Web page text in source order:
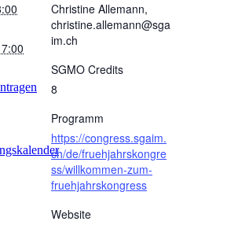
Christine Allemann,
christine.allemann@sga
im.ch
SGMO Credits
8
Programm
https://congress.sgaim.
ch/de/fruehjahrskongre
ss/willkommen-zum-
fruehjahrskongress
Website